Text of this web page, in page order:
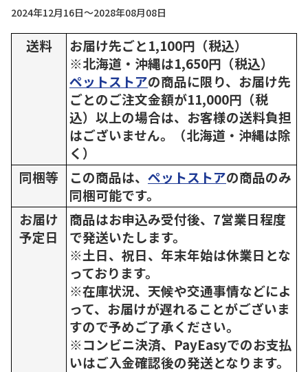
2024年12月16日～2028年08月08日
送料
お届け先ごと1,100円（税込）
※北海道・沖縄は1,650円（税込）
ペットストアの商品に限り、お届け先
ごとのご注文金額が11,000円（税
込）以上の場合は、お客様の送料負担
はございません。（北海道・沖縄は除
く）
同梱等
この商品は、 ペットストアの商品のみ
同梱可能です。
お届け
予定日
商品はお申込み受付後、7営業日程度
で発送いたします。
※土日、祝日、年末年始は休業日とな
っております。
※在庫状況、天候や交通事情などによ
って、お届けが遅れることがございま
すので予めご了承ください。
※コンビニ決済、PayEasyでのお支払
いはご入金確認後の発送となります。